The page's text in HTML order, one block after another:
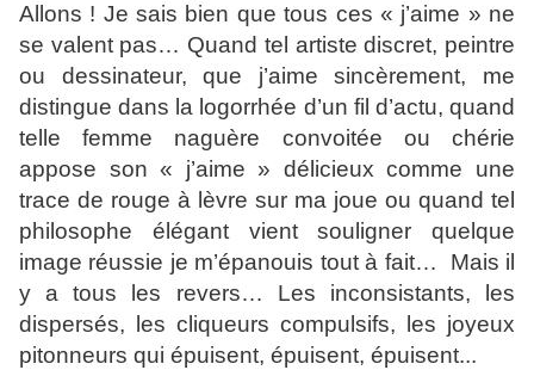
Allons ! Je sais bien que tous ces « j’aime » ne
se valent pas… Quand tel artiste discret, peintre
ou dessinateur, que j’aime sincèrement, me
distingue dans la logorrhée d’un fil d’actu, quand
telle femme naguère convoitée ou chérie
appose son « j’aime » délicieux comme une
trace de rouge à lèvre sur ma joue ou quand tel
philosophe élégant vient souligner quelque
image réussie je m’épanouis tout à fait…
Mais il
y a tous les revers… Les inconsistants, les
dispersés, les cliqueurs compulsifs, les joyeux
pitonneurs qui épuisent, épuisent, épuisent...